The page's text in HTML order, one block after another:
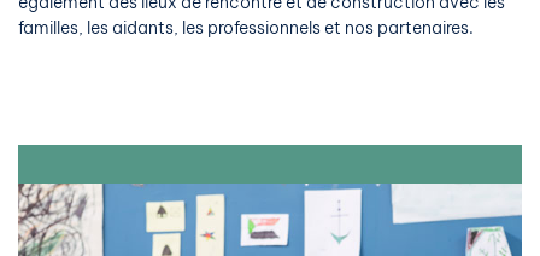
familles, les aidants, les professionnels et nos partenaires.